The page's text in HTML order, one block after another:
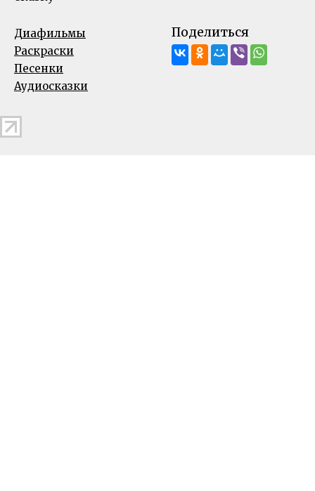
Диафильмы
Раскраски
Песенки
Аудиосказки
Поделиться